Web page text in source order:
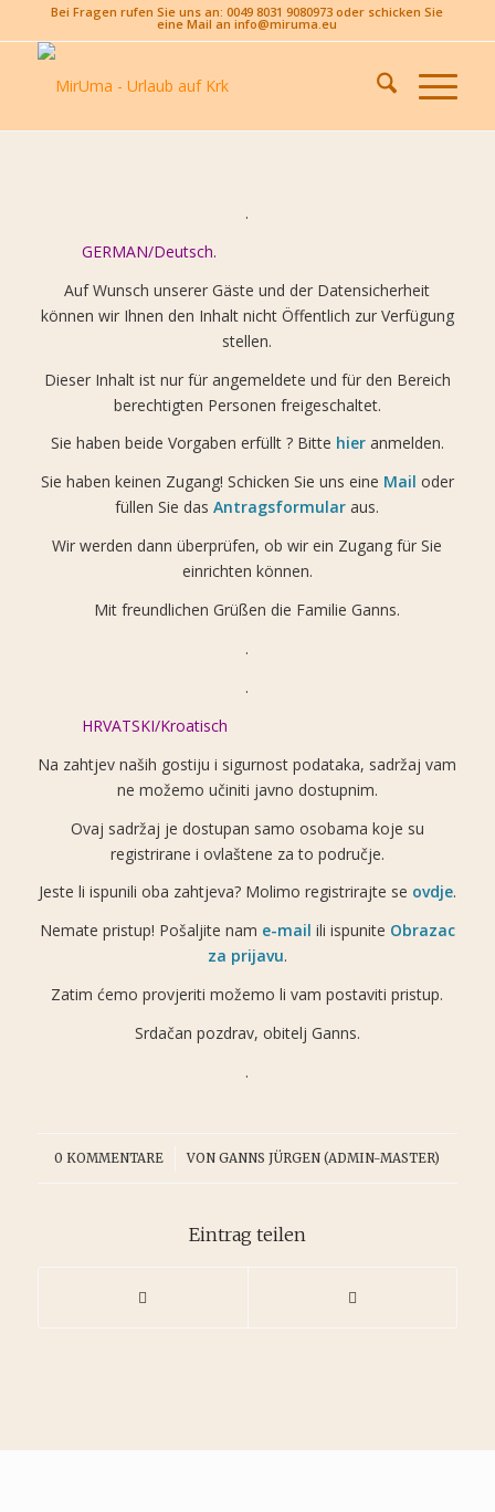
Bei Fragen rufen Sie uns an: 0049 8031 9080973 oder schicken Sie
eine Mail an info@miruma.eu
.
GERMAN/Deutsch.
Auf Wunsch unserer Gäste und der Datensicherheit
können wir Ihnen den Inhalt nicht Öffentlich zur Verfügung
stellen.
Dieser Inhalt ist nur für angemeldete und für den Bereich
berechtigten Personen freigeschaltet.
Sie haben beide Vorgaben erfüllt ? Bitte hieranmelden.
Sie haben keinen Zugang! Schicken Sie uns eine Mail oder
füllen Sie dasAntragsformular aus.
Wir werden dann überprüfen, ob wir ein Zugang für Sie
einrichten können.
Mit freundlichen Grüßen die Familie Ganns.
.
.
HRVATSKI/Kroatisch
Na zahtjev naših gostiju i sigurnost podataka, sadržaj vam
ne možemo učiniti javno dostupnim.
Ovaj sadržaj je dostupan samo osobama koje su
registrirane i ovlaštene za to područje.
Jeste li ispunili oba zahtjeva? Molimo registrirajte se ovdje.
Nemate pristup! Pošaljite nam e-mail ili ispunite Obrazac
za prijavu.
Zatim ćemo provjeriti možemo li vam postaviti pristup.
Srdačan pozdrav, obitelj Ganns.
.
0 KOMMENTARE
/ VONGANNS JÜRGEN (ADMIN-MASTER)
Eintrag teilen